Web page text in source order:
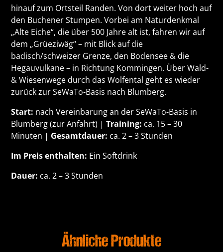
hinauf zum Ortsteil Randen. Von dort weiter hoch auf
den Buchener Stumpen. Vorbei am Naturdenkmal
„Alte Eiche“, die über 500 Jahre alt ist, fahren wir auf
dem „Grüeziwäg“ – mit Blick auf die
badisch/schweizer Grenze, den Bodensee & die
Hegauvulkane – in Richtung Kommingen. Über Wald-
& Wiesenwege durch das Wolfental geht es wieder
zurück zur SeWaTo-Basis nach Blumberg.
Start: nach Vereinbarung an der SeWaTo-Basis in
Blumberg (zur Anfahrt) |Training: ca. 15 – 30
Minuten | Gesamtdauer: ca. 2 – 3 Stunden
Im Preis enthalten: Ein Softdrink
Dauer: ca. 2 – 3 Stunden
Ähnliche Produkte